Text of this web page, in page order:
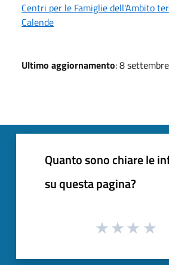
Centri per le Famiglie dell'Ambito
Calende
Ultimo aggiornamento: 8
Quanto sono chiare le
su questa pagina?